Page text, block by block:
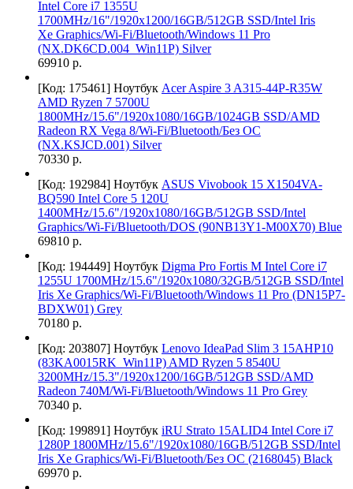
Intel Core i7 1355U
1700MHz/16"/1920x1200/16GB/512GB SSD/Intel Iris
Xe Graphics/Wi-Fi/Bluetooth/Windows 11 Pro
(NX.DK6CD.004_Win11P) Silver
69910 р.
[Код: 175461] Ноутбук Acer Aspire 3 A315-44P-R35W
AMD Ryzen 7 5700U
1800MHz/15.6"/1920x1080/16GB/1024GB SSD/AMD
Radeon RX Vega 8/Wi-Fi/Bluetooth/Без ОС
(NX.KSJCD.001) Silver
70330 р.
[Код: 192984] Ноутбук ASUS Vivobook 15 X1504VA-
BQ590 Intel Core 5 120U
1400MHz/15.6"/1920x1080/16GB/512GB SSD/Intel
Graphics/Wi-Fi/Bluetooth/DOS (90NB13Y1-M00X70) Blue
69810 р.
[Код: 194449] Ноутбук Digma Pro Fortis M Intel Core i7
1255U 1700MHz/15.6"/1920х1080/32GB/512GB SSD/Intel
Iris Xe Graphics/Wi-Fi/Bluetooth/Windows 11 Pro (DN15P7-
BDXW01) Grey
70180 р.
[Код: 203807] Ноутбук Lenovo IdeaPad Slim 3 15AHP10
(83KA0015RK_Win11P) AMD Ryzen 5 8540U
3200MHz/15.3"/1920x1200/16GB/512GB SSD/AMD
Radeon 740M/Wi-Fi/Bluetooth/Windows 11 Pro Grey
70340 р.
[Код: 199891] Ноутбук iRU Strato 15ALID4 Intel Core i7
1280P 1800MHz/15.6"/1920x1080/16GB/512GB SSD/Intel
Iris Xe Graphics/Wi-Fi/Bluetooth/Без ОС (2168045) Black
69970 р.